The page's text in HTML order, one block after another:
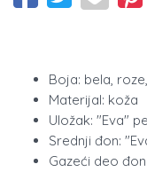
Boja: bela,
Materijal: koža
Uložak: "Eva"
Srednji đon:
Gazeći deo